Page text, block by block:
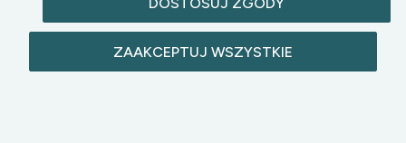
zastrzeżone.ZAAKCEPTUJ WSZYSTKIE